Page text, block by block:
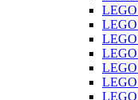
LEGO
LEGO
LEGO
LEGO
LEGO